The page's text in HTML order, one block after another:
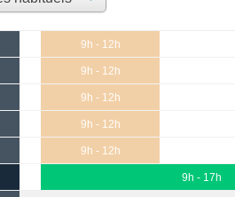
9h - 12h
9h - 12h
9h - 12h
9h - 12h
9h - 12h
9h - 17h